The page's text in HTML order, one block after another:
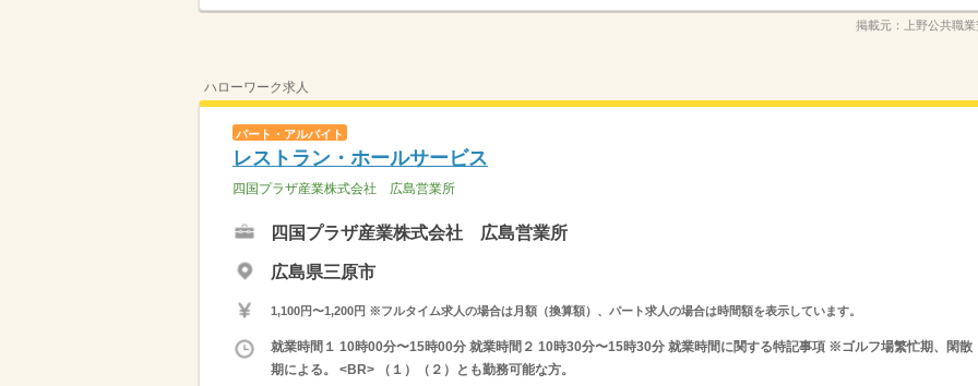
掲載元： 上野公共職
ハローワーク求人
パート・アルバイト
レストラン・ホールサービス
四国プラザ産業株式会社 広島営業所
四国プラザ産業株式会社 広島営業所
広島県三原市
1,100円〜1,200円 ※フルタイム求人の場合は月額（換算額）、パート求人の場合は時間額を表示しています。
就業時間１ 10時00分〜15時00分 就業時間２ 10時30分〜15時30分 就業時間に関する特記事項 ※ゴルフ場繁忙期、閑散
期による。 <BR> （１）（２）とも勤務可能な方。